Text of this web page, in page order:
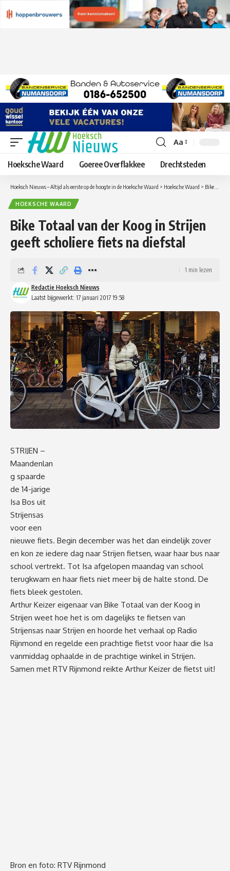
Lettergrootte
aanpassen
Aa
Hoeksche Waard Goeree Overflakkee Drechtsteden
Hoeksch Nieuws – Altijd als eerste op de hoogte in de Hoeksche Waard > Hoeksche Waard > Bike Totaal van der Koog in Strijen geeft scholiere fiets na diefstal
HOEKSCHE WAARD
Bike Totaal van der Koog in Strijen
geeft scholiere fiets na diefstal
Laatst bijgewerkt: 17 januari 2017 19:58
Redactie Hoeksch Nieuws
1 min lezen
STRIJEN –
Maandenlan
g spaarde
de 14-jarige
Isa Bos uit
Strijensas
voor een
nieuwe fiets. Begin december was het dan eindelijk zover
en kon ze iedere dag naar Strijen fietsen, waar haar bus naar
school vertrekt. Tot Isa afgelopen maandag van school
terugkwam en haar fiets niet meer bij de halte stond. De
fiets bleek gestolen.
Arthur Keizer eigenaar van Bike Totaal van der Koog in
Strijen weet hoe het is om dagelijks te fietsen van
Strijensas naar Strijen en hoorde het verhaal op Radio
Rijnmond en regelde een prachtige fietst voor haar die Isa
vanmiddag ophaalde in de prachtige winkel in Strijen.
Samen met RTV Rijnmond reikte Arthur Keizer de fietst uit!
Bron en foto: RTV Rijnmond